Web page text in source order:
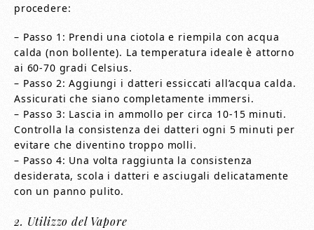
procedere:
– Passo 1: Prendi una ciotola e riempila con acqua
calda (non bollente). La temperatura ideale è attorno
ai 60-70 gradi Celsius.
– Passo 2: Aggiungi i datteri essiccati all’acqua calda.
Assicurati che siano completamente immersi.
– Passo 3: Lascia in ammollo per circa 10-15 minuti.
Controlla la consistenza dei datteri ogni 5 minuti per
evitare che diventino troppo molli.
– Passo 4: Una volta raggiunta la consistenza
desiderata, scola i datteri e asciugali delicatamente
con un panno pulito.
2. Utilizzo del Vapore